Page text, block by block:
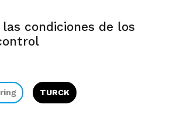
condiciones de los
TURCK